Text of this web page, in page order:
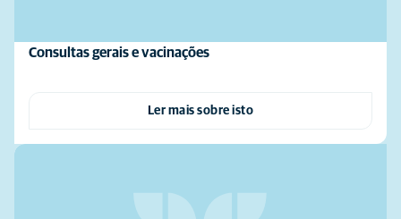
Consultas gerais e vacinações
Ler mais sobre isto